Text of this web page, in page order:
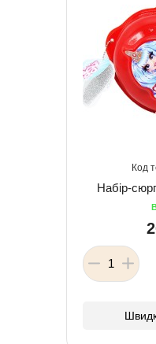
Набір-